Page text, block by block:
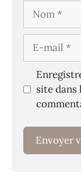
Nom
E-
mail
site dans